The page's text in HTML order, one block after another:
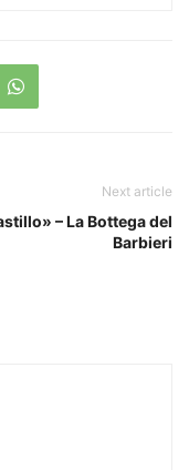
Next article
– La Bottega del
Barbieri